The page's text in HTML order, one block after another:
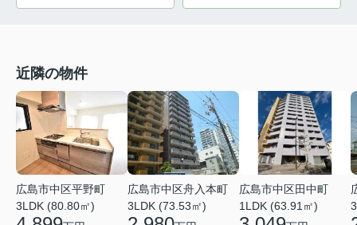
近隣の物件
広島市中区平野町
3LDK (80.80㎡)
広島市中区舟入本町
3LDK (73.53㎡)
広島市中区田中町
1LDK (63.91㎡)